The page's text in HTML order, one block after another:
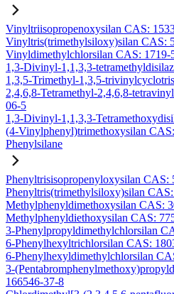
Vinyltriisopropenoxysilan CAS:
Vinyltris(trimethylsiloxy)silan CAS:
Vinyldimethylchlorsilan CAS: 1719-
1,3-Divinyl-1,1,3,3-
1,3,5-Trimethyl-1,3,5-
2,4,6,8-Tetramethyl-2,4,6,8-
06-5
1,3-Divinyl-1,1,3,3-
(4-Vinylphenyl)trimethoxysilan
Phenylsilane
Phenyltrisisopropenyloxysilan CAS:
Phenyltris(trimethylsiloxy)silan
Methylphenyldimethoxysilan CAS:
Methylphenyldiethoxysilan CAS:
3-Phenylpropyldimethylchlorsilan
6-Phenylhexyltrichlorsilan CAS:
6-Phenylhexyldimethylchlorsilan
3-
166546-37-8